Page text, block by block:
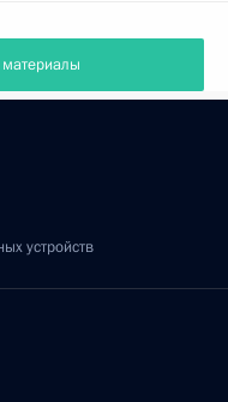
устройств